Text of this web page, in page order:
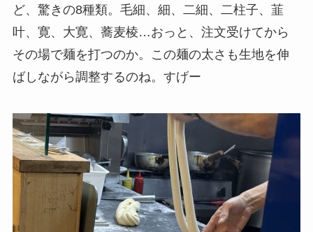
ど、驚きの8種類。毛細、細、二細、二柱子、韮
叶、寛、大寛、蕎麦棱…おっと、注文受けてから
その場で麺を打つのか。この麺の太さも生地を伸
ばしながら調整するのね。すげー